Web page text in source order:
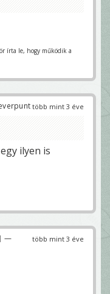
írta le, hogy működik a
több mint 3 éve
ilyen is
több mint 3 éve
—